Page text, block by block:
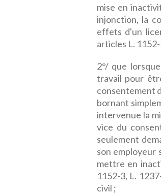
mise en
injonction, la
effets d'un
articles L.
2°/ que
travail pour
consentement
bornant
intervenue la
vice du
seulement
son employeur
mettre en
1152-3, L.
civil ;